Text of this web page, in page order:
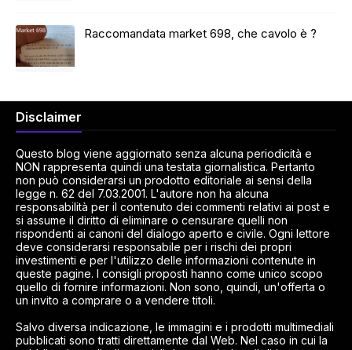
Raccomandata market 698, che cavolo è ?
Disclaimer
Questo blog viene aggiornato senza alcuna periodicità e
NON rappresenta quindi una testata giornalistica. Pertanto
non può considerarsi un prodotto editoriale ai sensi della
legge n. 62 del 7.03.2001. L'autore non ha alcuna
responsabilità per il contenuto dei commenti relativi ai post e
si assume il diritto di eliminare o censurare quelli non
rispondenti ai canoni del dialogo aperto e civile. Ogni lettore
deve considerarsi responsabile per i rischi dei propri
investimenti e per l'utilizzo delle informazioni contenute in
queste pagine. I consigli proposti hanno come unico scopo
quello di fornire informazioni. Non sono, quindi, un'offerta o
un invito a comprare o a vendere titoli.
Salvo diversa indicazione, le immagini e i prodotti multimediali
pubblicati sono tratti direttamente dal Web. Nel caso in cui la